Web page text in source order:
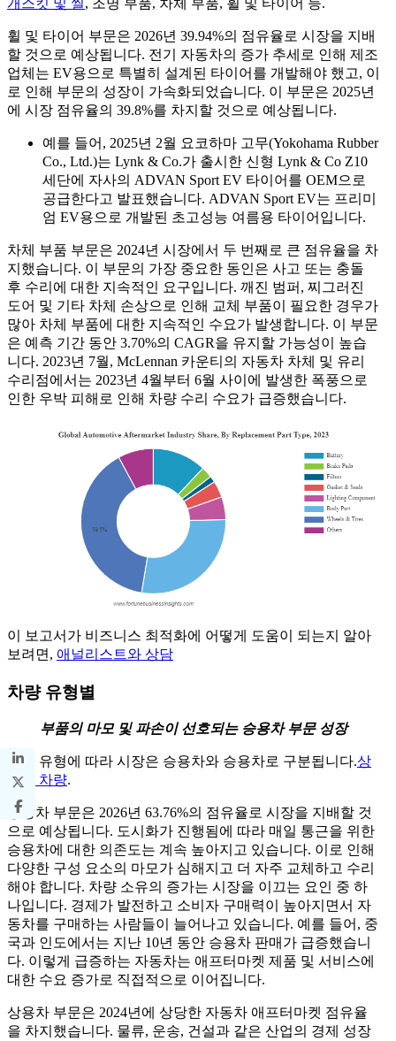
휠 및 타이어 부문은 2026년 39.94%의 점유율로 시장을 지배
할 것으로 예상됩니다. 전기 자동차의 증가 추세로 인해 제조
업체는 EV용으로 특별히 설계된 타이어를 개발해야 했고, 이
로 인해 부문의 성장이 가속화되었습니다. 이 부문은 2025년
에 시장 점유율의 39.8%를 차지할 것으로 예상됩니다.
예를 들어, 2025년 2월 요코하마 고무(Yokohama Rubber
Co., Ltd.)는 Lynk & Co.가 출시한 신형 Lynk & Co Z10
세단에 자사의 ADVAN Sport EV 타이어를 OEM으로
공급한다고 발표했습니다. ADVAN Sport EV는 프리미
엄 EV용으로 개발된 초고성능 여름용 타이어입니다.
차체 부품 부문은 2024년 시장에서 두 번째로 큰 점유율을 차
지했습니다. 이 부문의 가장 중요한 동인은 사고 또는 충돌
후 수리에 대한 지속적인 요구입니다. 깨진 범퍼, 찌그러진
도어 및 기타 차체 손상으로 인해 교체 부품이 필요한 경우가
많아 차체 부품에 대한 지속적인 수요가 발생합니다. 이 부문
은 예측 기간 동안 3.70%의 CAGR을 유지할 가능성이 높습
니다. 2023년 7월, McLennan 카운티의 자동차 차체 및 유리
수리점에서는 2023년 4월부터 6월 사이에 발생한 폭풍으로
인한 우박 피해로 인해 차량 수리 수요가 급증했습니다.
이 보고서가 비즈니스 최적화에 어떻게 도움이 되는지 알아
보려면, 애널리스트와 상담
차량 유형별
부품의 마모 및 파손이 선호되는 승용차 부문 성장
차량 유형에 따라 시장은 승용차와 승용차로 구분됩니다.상
업용 차량.
승용차 부문은 2026년 63.76%의 점유율로 시장을 지배할 것
으로 예상됩니다. 도시화가 진행됨에 따라 매일 통근을 위한
승용차에 대한 의존도는 계속 높아지고 있습니다. 이로 인해
다양한 구성 요소의 마모가 심해지고 더 자주 교체하고 수리
해야 합니다. 차량 소유의 증가는 시장을 이끄는 요인 중 하
나입니다. 경제가 발전하고 소비자 구매력이 높아지면서 자
동차를 구매하는 사람들이 늘어나고 있습니다. 예를 들어, 중
국과 인도에서는 지난 10년 동안 승용차 판매가 급증했습니
다. 이렇게 급증하는 자동차는 애프터마켓 제품 및 서비스에
대한 수요 증가로 직접적으로 이어집니다.
상용차 부문은 2024년에 상당한 자동차 애프터마켓 점유율
을 차지했습니다. 물류, 운송, 건설과 같은 산업의 경제 성장